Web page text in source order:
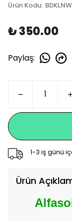
Ürün Kodu:
₺ 350.00
Paylaş:
1-3 iş günü
Ürün